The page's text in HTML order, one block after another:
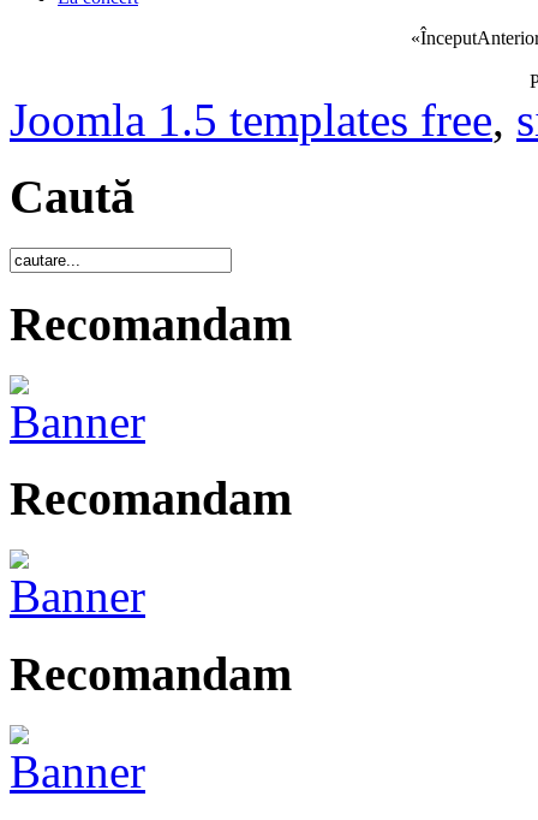
«Început
Joomla 1.5 templates free,
Caută
Recomandam
Recomandam
Recomandam